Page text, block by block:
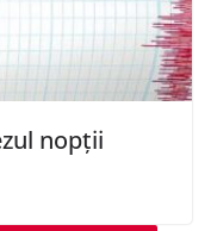
nopții